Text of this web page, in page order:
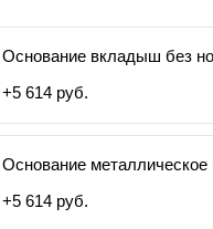
Основание вкладыш без
+5 614 руб.
Основание металлическое
+5 614 руб.